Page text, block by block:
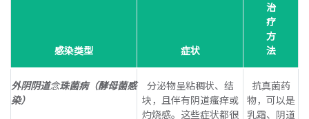
感染类型 症状
治
疗
方
法
外阴阴道念珠菌病（酵母菌感
染）
分泌物呈粘稠状、结
块，且伴有阴道瘙痒或
灼烧感。这些症状都很
抗真菌药
物，可以是
乳霜、阴道